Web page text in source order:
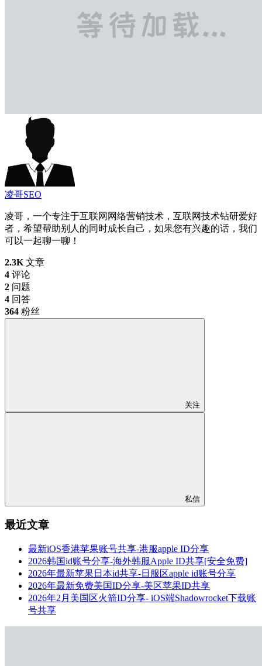
凌哥SEO
凌哥，一个专注于互联网网络营销技术，互联网技术钻研爱好
者，希望帮助别人的同时成长自己，如果您有兴趣的话，我们
可以一起聊一聊！
2.3K 文章
4 评论
2 问题
4 回答
364 粉丝
关注
私信
最近文章
最新iOS香港苹果账号共享-港服apple ID分享
2026韩国id账号分享-海外韩服Apple ID共享[安全免费]
2026年最新苹果日本id共享-日服区apple id账号分享
2026年最新免费美国ID分享-美区苹果ID共享
2026年2月美国区火箭ID分享- iOS端Shadowrocket下载账
号共享